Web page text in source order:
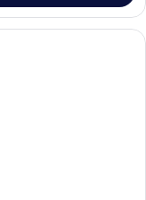
met een groot bed,